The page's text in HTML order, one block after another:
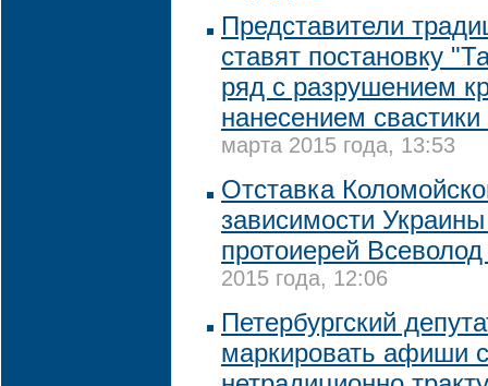
Представители
ставят постановку
ряд с разрушением
нанесением
марта 2015 года, 13:53
Отставка
зависимости
протоиерей
2015 года, 12:06
Петербургский
маркировать афиши